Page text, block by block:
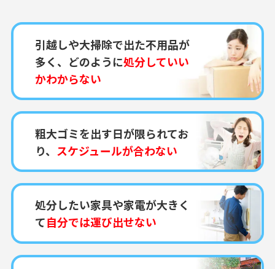
引越しや大掃除で出た不用品が
多く、どのように処分していい
かわからない
粗大ゴミを出す日が限られてお
り、 スケジュールが合わない
処分したい家具や家電が大きく
て自分では運び出せない